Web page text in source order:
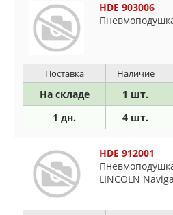
HDE 903006
Поставка Наличие
На складе 1 шт.
1 дн. 4 шт.
HDE 912001
LINCOLN